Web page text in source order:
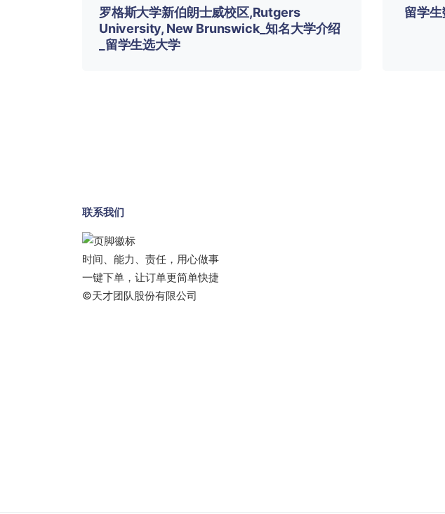
罗格斯大学新伯朗士威校区,Rutgers
University, New Brunswick_知名大学介绍
_留学生选大学
留学生
联系我们
时间、能力、责任，用心做事
一键下单，让订单更简单快捷
©天才团队股份有限公司